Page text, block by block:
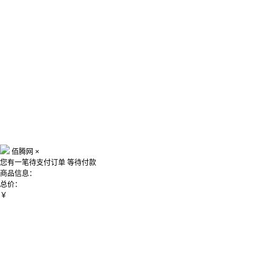
佰腾网 ×
您有一笔待支付订单 等待付款
商品信息：
总价：
￥